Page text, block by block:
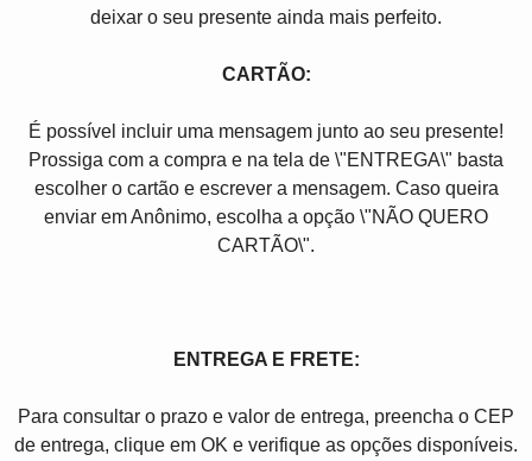
deixar o seu presente ainda mais perfeito.
CARTÃO:
É possível incluir uma mensagem junto ao seu presente!
Prossiga com a compra e na tela de \"ENTREGA\" basta
escolher o cartão e escrever a mensagem. Caso queira
enviar em Anônimo, escolha a opção \"NÃO QUERO
CARTÃO\".
ENTREGA E FRETE:
Para consultar o prazo e valor de entrega, preencha o CEP
de entrega, clique em OK e verifique as opções disponíveis.